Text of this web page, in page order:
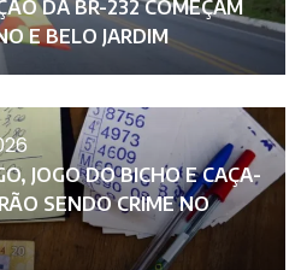
DA BR-232 COMEÇAM
E BELO JARDIM
JOGO DO BICHO E CAÇA-
SENDO CRIME NO